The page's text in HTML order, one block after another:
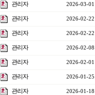
관리자 2026-03-01
관리자 2026-02-22
관리자 2026-02-22
관리자 2026-02-08
관리자 2026-02-01
관리자 2026-01-25
관리자 2026-01-18